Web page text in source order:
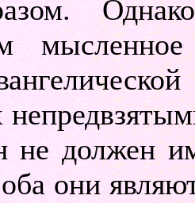
не должен
они